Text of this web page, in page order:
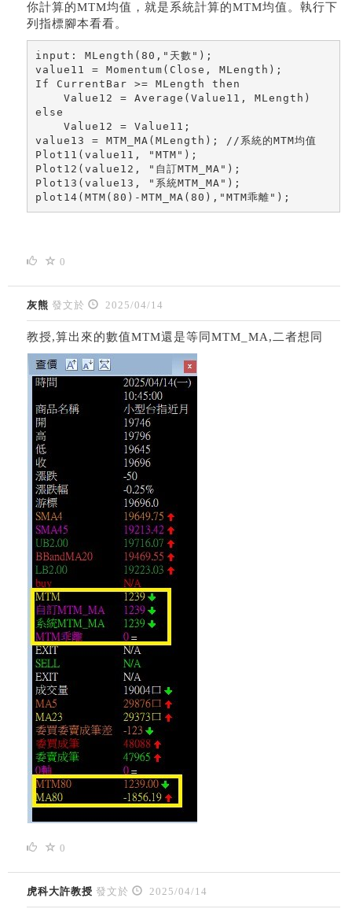
你計算的MTM均值，就是系統計算的MTM均值。執行下
列指標腳本看看。
input: MLength(80,"天數");
value11 = Momentum(Close, MLength);
If CurrentBar >= MLength then
    Value12 = Average(Value11, MLength)
else
    Value12 = Value11;
value13 = MTM_MA(MLength); //系統的MTM均值
Plot11(value11, "MTM");
Plot12(value12, "自訂MTM_MA");
Plot13(value13, "系統MTM_MA");
plot14(MTM(80)-MTM_MA(80),"MTM乖離");
0
灰熊 發文於 2025/04/14
教授,算出來的數值MTM還是等同MTM_MA,二者想同
0
虎科大許教授 發文於 2025/04/14